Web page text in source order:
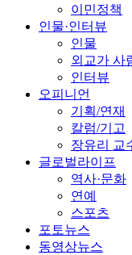
이민정책
인물·인터뷰
인물
외교가 사
인터뷰
오피니언
기획/연재
칼럼/기고
장유리 교
글로벌라이프
역사·문화
연예
스포츠
포토뉴스
동영상뉴스